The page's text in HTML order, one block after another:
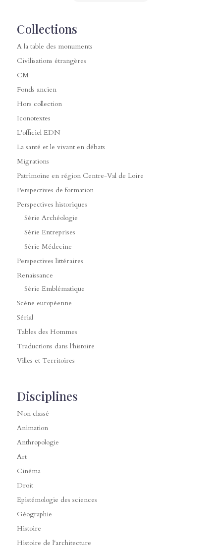
Collections
A la table des monuments
Civilisations étrangères
CM
Fonds ancien
Hors collection
Iconotextes
L'officiel EDN
La santé et le vivant en débats
Migrations
Patrimoine en région Centre-Val de Loire
Perspectives de formation
Perspectives historiques
Série Archéologie
Série Entreprises
Série Médecine
Perspectives littéraires
Renaissance
Série Emblématique
Scène européenne
Sérial
Tables des Hommes
Traductions dans l'histoire
Villes et Territoires
Disciplines
Non classé
Animation
Anthropologie
Art
Cinéma
Droit
Epistémologie des sciences
Géographie
Histoire
Histoire de l'architecture